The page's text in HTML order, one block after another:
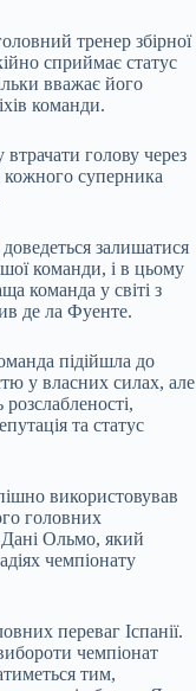
тренер збірної
сприймає статус
вважає його
команди.
голову через
кожного суперника
залишатися
команди, і в цьому
команда у світі з
де ла Фуенте.
підійшла до
у власних силах, але
та статус
використовував
головних
Дані Ольмо, який
чемпіонату
переваг Іспанії.
чемпіонат
тим,